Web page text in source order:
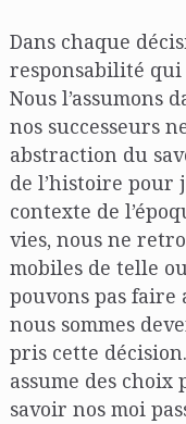
Dans chaque
responsabilité qui
Nous l’assumons
nos successeurs
abstraction du
de l’histoire pour
contexte de
vies, nous ne
mobiles de telle
pouvons pas
nous sommes
pris cette
assume des choix
savoir nos moi